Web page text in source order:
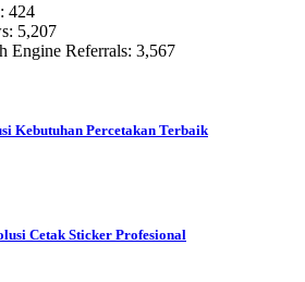
424
5,207
Engine Referrals: 3,567
Kebutuhan Percetakan Terbaik
Cetak Sticker Profesional